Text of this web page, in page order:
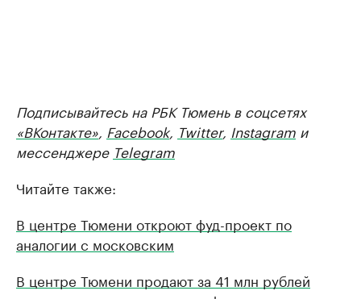
Подписывайтесь на РБК Тюмень в соцсетях
«ВКонтакте», Facebook, Twitter, Instagram и
мессенджере Telegram
Читайте также:
В центре Тюмени откроют фуд-проект по
аналогии с московским
В центре Тюмени продают за 41 млн рублей